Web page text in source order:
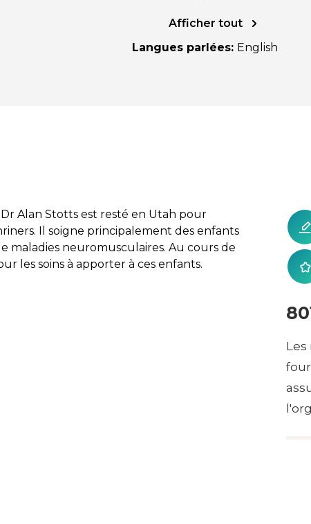
Afficher tout
Langues parlées: English
Alan Stotts est resté en Utah pour
Il soigne principalement des enfants
maladies neuromusculaires. Au cours de
les soins à apporter à ces enfants.
Les